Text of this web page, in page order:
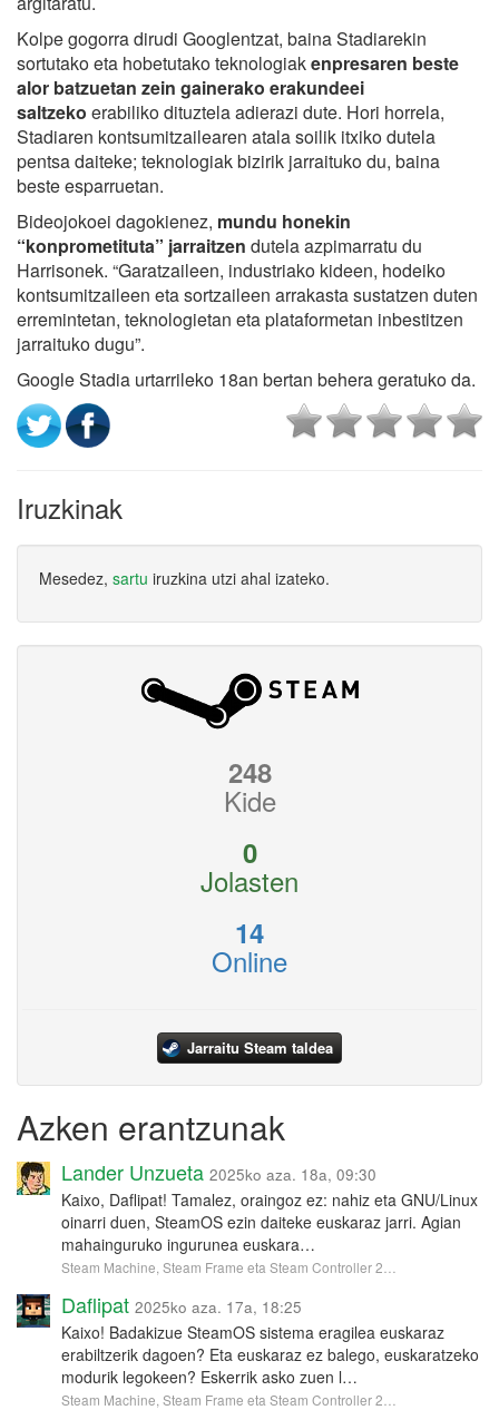
Kolpe gogorra dirudi Googlentzat, baina Stadiarekin
sortutako eta hobetutako teknologiakenpresaren beste
alor batzuetan zein gainerako erakundeei
saltzeko erabiliko dituztela adierazi dute. Hori horrela,
Stadiaren kontsumitzailearen atala soilik itxiko dutela
pentsa daiteke; teknologiak bizirik jarraituko du, baina
beste esparruetan.
Bideojokoei dagokienez, mundu honekin
“konprometituta” jarraitzen dutela azpimarratu du
Harrisonek. “Garatzaileen, industriako kideen, hodeiko
kontsumitzaileen eta sortzaileen arrakasta sustatzen duten
erremintetan, teknologietan eta plataformetan inbestitzen
jarraituko dugu”.
Google Stadia urtarrileko 18an bertan behera geratuko da.
Iruzkinak
Mesedez, sartu iruzkina utzi ahal izateko.
248
Kide
0
Jolasten
14
Online
Jarraitu Steam taldea
Azken erantzunak
Lander Unzueta 2025ko aza. 18a, 09:30
Kaixo, Daflipat! Tamalez, oraingoz ez: nahiz eta GNU/Linux
oinarri duen, SteamOS ezin daiteke euskaraz jarri. Agian
mahainguruko ingurunea euskara…
Steam Machine, Steam Frame eta Steam Controller 2…
Daflipat 2025ko aza. 17a, 18:25
Kaixo! Badakizue SteamOS sistema eragilea euskaraz
erabiltzerik dagoen? Eta euskaraz ez balego, euskaratzeko
modurik legokeen? Eskerrik asko zuen l…
Steam Machine, Steam Frame eta Steam Controller 2…